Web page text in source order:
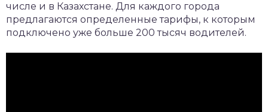
числе и в Казахстане. Для каждого города
предлагаются определенные тарифы, к которым
подключено уже больше 200 тысяч водителей.